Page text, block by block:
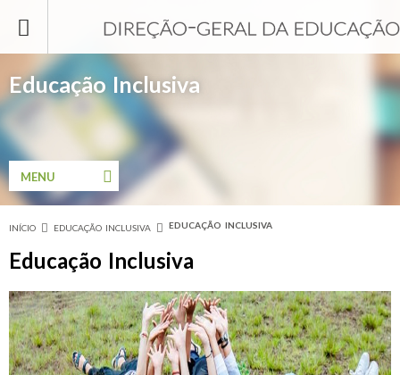
Educação Inclusiva
Está aqui
INÍCIO EDUCAÇÃO INCLUSIVA EDUCAÇÃO INCLUSIVA
Educação Inclusiva
MENU